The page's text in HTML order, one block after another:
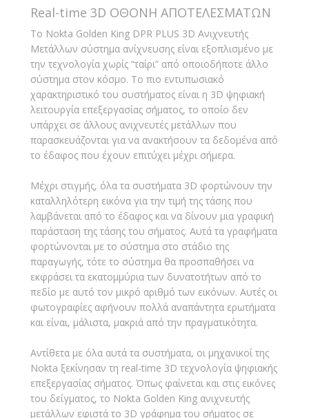
Real-time 3D ΟΘΟΝΗ ΑΠΟΤΕΛΕΣΜΑΤΩΝ
Το Nokta Golden King DPR PLUS 3D Ανιχνευτής
Μετάλλων σύστημα ανίχνευσης είναι εξοπλισμένο με
την τεχνολογία χωρίς “ταίρι” από οποιοδήποτε άλλο
σύστημα στον κόσμο. Το πιο εντυπωσιακό
χαρακτηριστικό του συστήματος είναι η 3D ψηφιακή
λειτουργία επεξεργασίας σήματος, το οποίο δεν
υπάρχει σε άλλους ανιχνευτές μετάλλων που
παρασκευάζονται για να ανακτήσουν τα δεδομένα από
το έδαφος που έχουν επιτύχει μέχρι σήμερα.
Μέχρι στιγμής, όλα τα συστήματα 3D φορτώνουν την
καταλληλότερη εικόνα για την τιμή της τάσης που
λαμβάνεται από το έδαφος και να δίνουν μια γραφική
παράσταση της τάσης του σήματος. Αυτά τα γραφήματα
φορτώνονται με το σύστημα στο στάδιο της
παραγωγής, τότε το σύστημα θα προσπαθήσει να
εκφράσει τα εκατομμύρια των δυνατοτήτων από το
πεδίο με αυτό τον μικρό αριθμό των εικόνων. Αυτές οι
φωτογραφίες αφήνουν πολλά αναπάντητα ερωτήματα
και είναι, μάλιστα, μακριά από την πραγματικότητα.
Αντίθετα με όλα αυτά τα συστήματα, οι μηχανικοί της
Nokta ξεκίνησαν τη real-time 3D τεχνολογία ψηφιακής
επεξεργασίας σήματος. Όπως φαίνεται και στις εικόνες
του δείγματος, το Nokta Golden King ανιχνευτής
μετάλλων εφιστά το 3D γράφημα του σήματος σε